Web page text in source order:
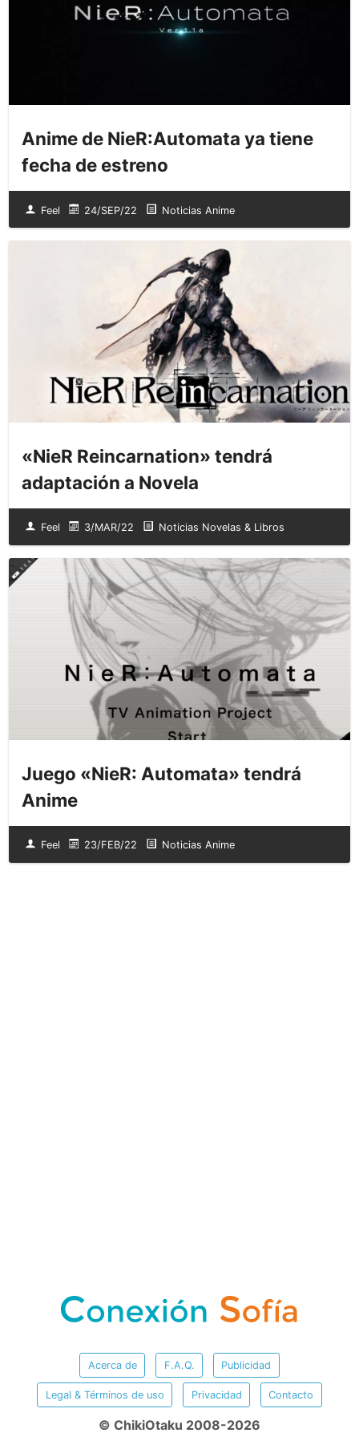
Anime de NieR:Automata ya tiene
fecha de estreno
Feel 24/SEP/22 Noticias Anime
«NieR Reincarnation» tendrá
adaptación a Novela
Feel 3/MAR/22 Noticias Novelas & Libros
Juego «NieR: Automata» tendrá
Anime
Feel 23/FEB/22 Noticias Anime
Acerca de F.A.Q. Publicidad
Legal & Términos de uso Privacidad Contacto
© ChikiOtaku 2008-2026